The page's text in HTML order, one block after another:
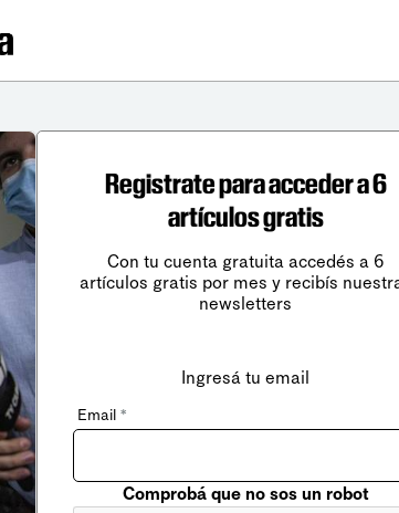
Registrate para acceder a 6
artículos gratis
Con tu cuenta gratuita accedés a 6
artículos gratis por mes y recibís
newsletters
Ingresá tu email
Email *
Comprobá que no sos un robot